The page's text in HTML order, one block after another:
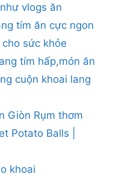
vlogs ăn
tím ăn cực ngon
sức khỏe
tím hấp,món ăn
cuộn khoai lang
Giòn Rụm thơm
Potato Balls |
khoai